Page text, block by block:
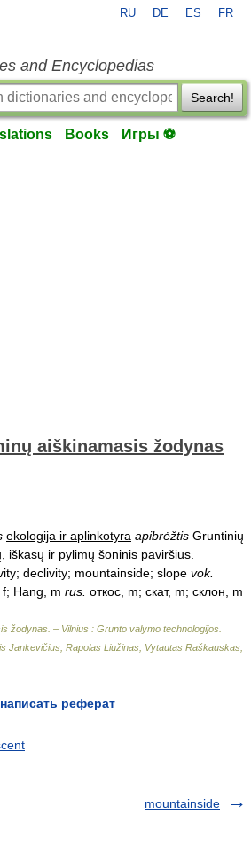
RU DE ES FR
and Encyclopedias
Search!
Books Игры ⚽
aiškinamasis žodynas
ekologija ir aplinkotyra apibrėžtis Gruntinių
iškasų ir pylimų šoninis paviršius.
declivity; mountainside; slope vok.
Hang, m rus. откос, m; скат, m; склон, m
žodynas. – Vilnius : Grunto valymo technologijos
Jankevičius, Rapolas Liužinas, Vytautas Raškauskas,
реферат
mountainside